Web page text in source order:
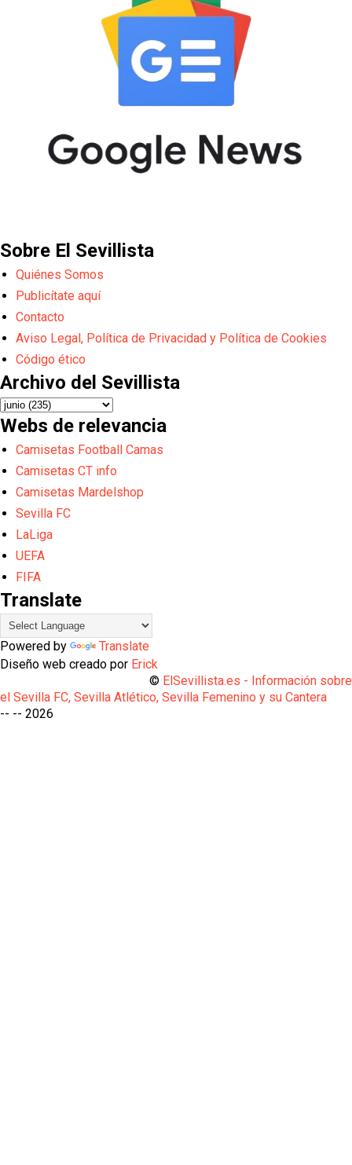
Sobre El Sevillista
Quiénes Somos
Publicítate aquí
Contacto
Aviso Legal, Política de Privacidad y Política de Cookies
Código ético
Archivo del Sevillista
Webs de relevancia
Camisetas Football Camas
Camisetas CT info
Camisetas Mardelshop
Sevilla FC
LaLiga
UEFA
FIFA
Translate
Powered by
Translate
Diseño web creado por Erick
© ElSevillista.es - Información sobre
el Sevilla FC, Sevilla Atlético, Sevilla Femenino y su Cantera
-- -- 2026